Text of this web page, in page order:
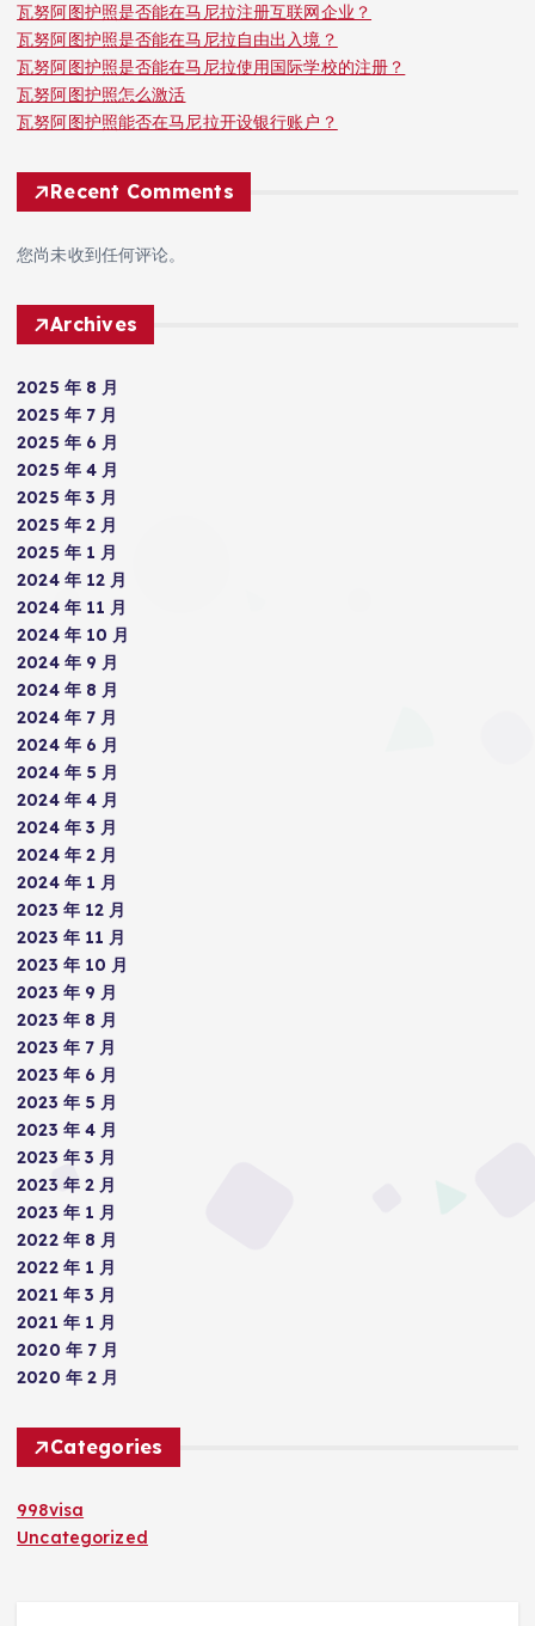
瓦努阿图护照是否能在马尼拉注册互联网企业？
瓦努阿图护照是否能在马尼拉自由出入境？
瓦努阿图护照是否能在马尼拉使用国际学校的注册？
瓦努阿图护照怎么激活
瓦努阿图护照能否在马尼拉开设银行账户？
Recent Comments
您尚未收到任何评论。
Archives
2025 年 8 月
2025 年 7 月
2025 年 6 月
2025 年 4 月
2025 年 3 月
2025 年 2 月
2025 年 1 月
2024 年 12 月
2024 年 11 月
2024 年 10 月
2024 年 9 月
2024 年 8 月
2024 年 7 月
2024 年 6 月
2024 年 5 月
2024 年 4 月
2024 年 3 月
2024 年 2 月
2024 年 1 月
2023 年 12 月
2023 年 11 月
2023 年 10 月
2023 年 9 月
2023 年 8 月
2023 年 7 月
2023 年 6 月
2023 年 5 月
2023 年 4 月
2023 年 3 月
2023 年 2 月
2023 年 1 月
2022 年 8 月
2022 年 1 月
2021 年 3 月
2021 年 1 月
2020 年 7 月
2020 年 2 月
Categories
998visa
Uncategorized